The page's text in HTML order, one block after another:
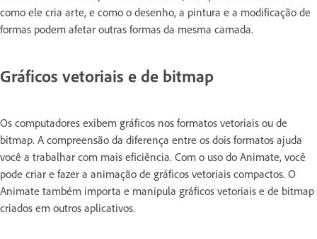
como ele cria arte, e como o desenho, a pintura e a modificação de
formas podem afetar outras formas da mesma camada.
Gráficos vetoriais e de bitmap
Os computadores exibem gráficos nos formatos vetoriais ou de
bitmap. A compreensão da diferença entre os dois formatos ajuda
você a trabalhar com mais eficiência. Com o uso do Animate, você
pode criar e fazer a animação de gráficos vetoriais compactos. O
Animate também importa e manipula gráficos vetoriais e de bitmap
criados em outros aplicativos.